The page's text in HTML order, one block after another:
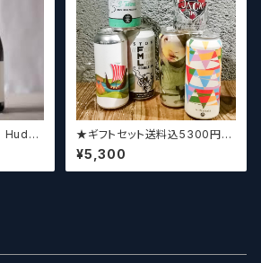
Hudso
★ギフトセット送料込5300円★
（お好みに合わせて4～5本チョ
イスさせていただきます）【クラフ
トビール】
¥5,300